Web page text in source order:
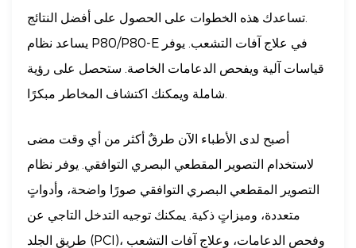
يساعد نظام P80/P80-E في علاج آفات التشعب. يوفر
قياسات آلية ويفحص الدعامات الخاصة. ستحصل على رؤية
أصبح لدى الأطباء الآن طرقٌ أكثر من أي وقت مضى
لاستخدام التصوير المقطعي البصري التوافقي. يوفر نظام
التصوير المقطعي البصري التوافقي صورًا واضحة، وأدواتٍ
متعددة، وميزاتٍ ذكية. يمكنك توجيه التدخل التاجي عن
طريق الجلد (PCI)، وفحص الدعامات، وعلاج آفات التشعب